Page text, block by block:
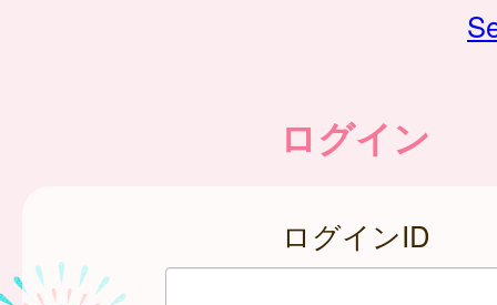
ログイン
ログインID